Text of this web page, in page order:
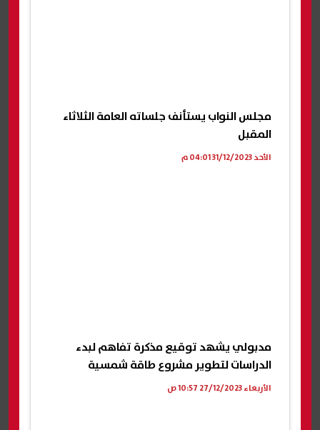
مجلس النواب يستأنف جلساته العامة الثلاثاء
المقبل
الأحد 31/12/2023 04:01 م
مدبولي يشهد توقيع مذكرة تفاهم لبدء
الدراسات لتطوير مشروع طاقة شمسية
الأربعاء 27/12/2023 10:57 ص